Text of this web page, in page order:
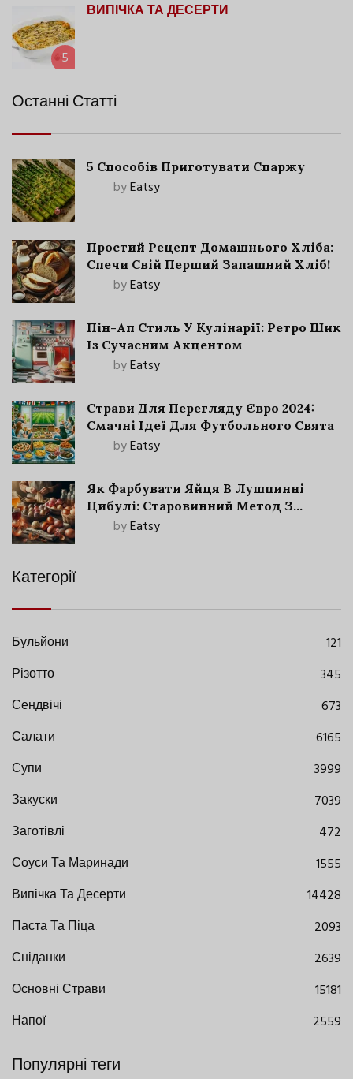
5
ВИПІЧКА ТА ДЕСЕРТИ
Останні Статті
5 Способів Приготувати Спаржу
byEatsy
Простий Рецепт Домашнього Хліба:
Спечи Свій Перший Запашний Хліб!
byEatsy
Пін-Ап Стиль У Кулінарії: Ретро Шик
Із Сучасним Акцентом
byEatsy
Страви Для Перегляду Євро 2024:
Смачні Ідеї Для Футбольного Свята
byEatsy
Як Фарбувати Яйця В Лушпинні
Цибулі: Старовинний Метод З
Сучасними Нюансами
byEatsy
Категорії
Бульйони
121
Різотто
345
Сендвічі
673
Салати
6165
Супи
3999
Закуски
7039
Заготівлі
472
Соуси Та Маринади
1555
Випічка Та Десерти
14428
Паста Та Піца
2093
Сніданки
2639
Основні Страви
15181
Напої
2559
Популярні теги